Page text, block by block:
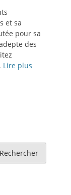
et sa
pour sa
des
Lire plus
Rechercher